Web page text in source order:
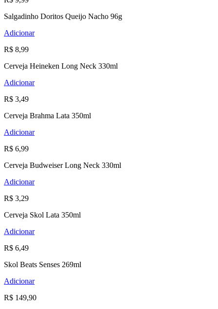
Salgadinho Doritos Queijo Nacho 96g
Adicionar
R$ 8,99
Cerveja Heineken Long Neck 330ml
Adicionar
R$ 3,49
Cerveja Brahma Lata 350ml
Adicionar
R$ 6,99
Cerveja Budweiser Long Neck 330ml
Adicionar
R$ 3,29
Cerveja Skol Lata 350ml
Adicionar
R$ 6,49
Skol Beats Senses 269ml
Adicionar
R$ 149,90